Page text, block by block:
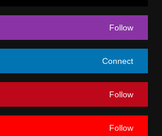
Follow
Connect
Follow
Follow